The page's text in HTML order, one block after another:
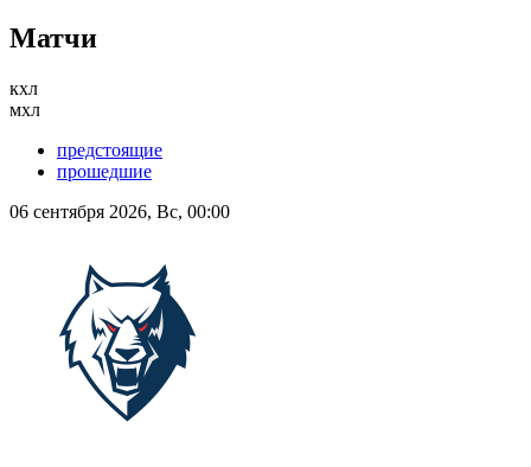
Матчи
кхл
мхл
предстоящие
прошедшие
06 сентября 2026, Вс, 00:00